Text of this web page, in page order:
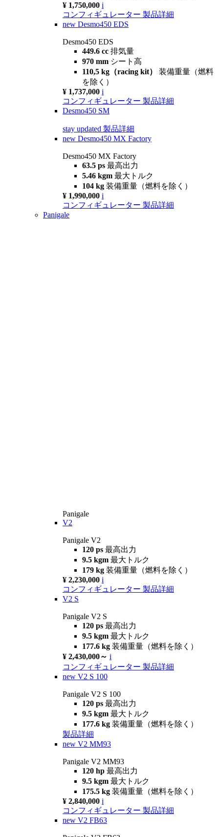
¥ 1,750,000 i
コンフィギュレーター 製品詳細
new Desmo450 EDS
Desmo450 EDS
449.6 cc 排気量
970 mm シート高
110,5 kg（racing kit） 装備重量（燃料
を除く）
¥ 1,737,000 i
コンフィギュレーター 製品詳細
Desmo450 SM
stay updated 製品詳細
new Desmo450 MX Factory
Desmo450 MX Factory
63.5 ps 最高出力
5.46 kgm 最大トルク
104 kg 装備重量（燃料を除く）
¥ 1,990,000 i
コンフィギュレーター 製品詳細
Panigale
Panigale
V2
Panigale V2
120 ps 最高出力
9.5 kgm 最大トルク
179 kg 装備重量（燃料を除く）
¥ 2,230,000 i
コンフィギュレーター 製品詳細
V2 S
Panigale V2 S
120 ps 最高出力
9.5 kgm 最大トルク
177.6 kg 装備重量（燃料を除く）
¥ 2,430,000～ i
コンフィギュレーター 製品詳細
new V2 S 100
Panigale V2 S 100
120 ps 最高出力
9.5 kgm 最大トルク
177.6 kg 装備重量（燃料を除く）
製品詳細
new V2 MM93
Panigale V2 MM93
120 hp 最高出力
9.5 kgm 最大トルク
175.5 kg 装備重量（燃料を除く）
¥ 2,840,000 i
コンフィギュレーター 製品詳細
new V2 FB63